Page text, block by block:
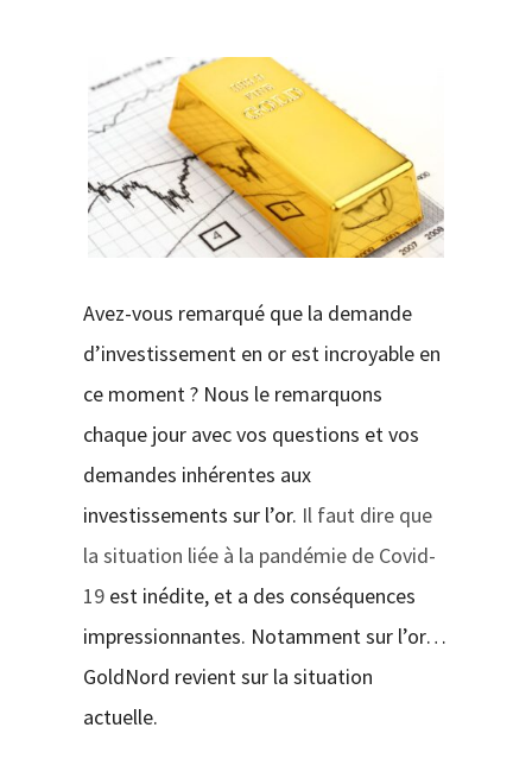
CONTACT
Avez-vous remarqué que la demande
d’investissement en or est incroyable en
ce moment ? Nous le remarquons
chaque jour avec vos questions et vos
demandes inhérentes aux
investissements sur l’or. Il faut dire que
la situation liée à la pandémie de Covid-
19est inédite, et a des conséquences
impressionnantes. Notamment sur l’or…
GoldNord revient sur la situation
actuelle.